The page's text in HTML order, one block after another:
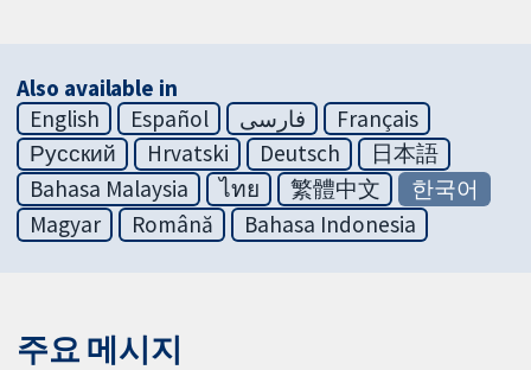
Also available in
English
Español فارسی
Français
Русский
Hrvatski Deutsch
日本語
Bahasa Malaysia
ไทย 繁體中文
한국어
Magyar
Română Bahasa Indonesia
주요 메시지